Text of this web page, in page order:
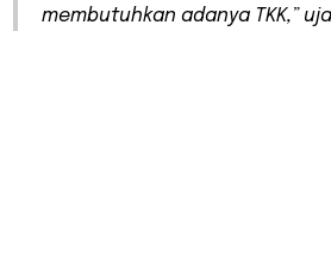
membutuhkan adanya TKK,”